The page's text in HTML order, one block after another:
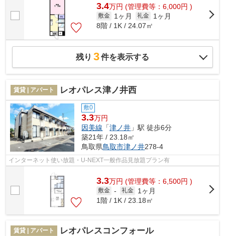
3.4万円 (管理費等：6,000円 )
敷金 1ヶ月 礼金
1ヶ月
8階 / 1K / 24.07㎡
残り 3件を表示する
賃貸 | アパート レオパレス津ノ井西
敷0
3.3万円
因美線 「津ノ井 」駅 徒歩6分
築21年 / 23.18㎡
鳥取県鳥取市津ノ井278-4
インターネット使い放題・U-NEXT一般作品見放題プラン有
3.3万円 (管理費等：6,500円 )
敷金 - 礼金
1ヶ月
1階 / 1K / 23.18㎡
賃貸 | アパート レオパレスコンフォール